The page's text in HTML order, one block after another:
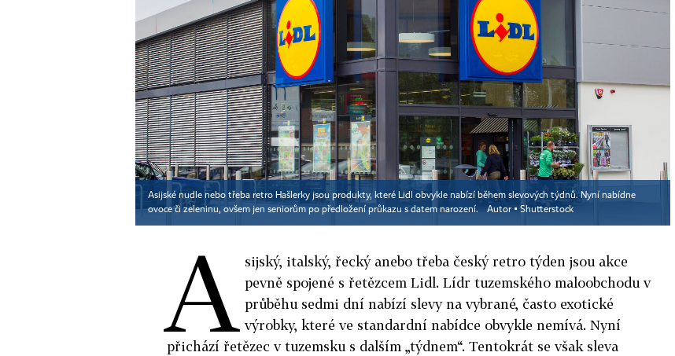
Asijské nudle nebo třeba retro Hašlerky jsou produkty, které Lidl obvykle nabízí během slevových týdnů. Nyní nabídne
ovoce či zeleninu, ovšem jen seniorům po předložení průkazu s datem narození.
Autor ▪ Shutterstock
A sijský, italský, řecký anebo třeba český retro týden jsou akce
pevně spojené s řetězcem Lidl. Lídr tuzemského maloobchodu v
průběhu sedmi dní nabízí slevy na vybrané, často exotické
výrobky, které ve standardní nabídce obvykle nemívá. Nyní
přichází řetězec v tuzemsku s dalším „týdnem“. Tentokrát se však sleva